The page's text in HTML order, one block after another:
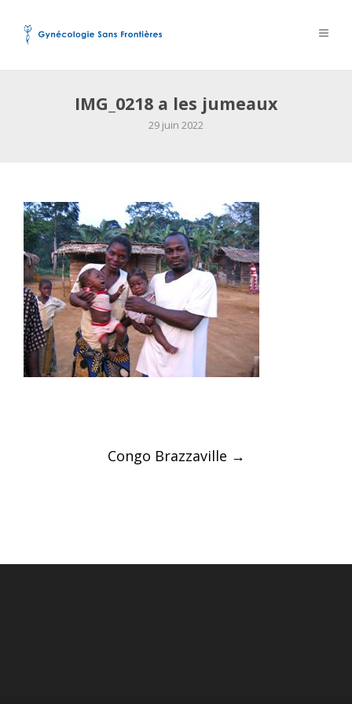
IMG_0218 a les jumeaux
29 juin 2022
navigation
Congo Brazzaville →